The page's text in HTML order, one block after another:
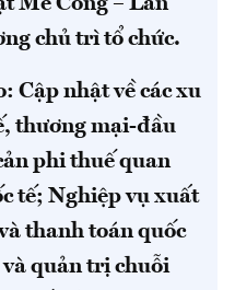
Mê Công – Lan
chủ trì tổ chức.
Cập nhật về các xu
thương mại-đầu
phi thuế quan
tế; Nghiệp vụ xuất
thanh toán quốc
quản trị chuỗi